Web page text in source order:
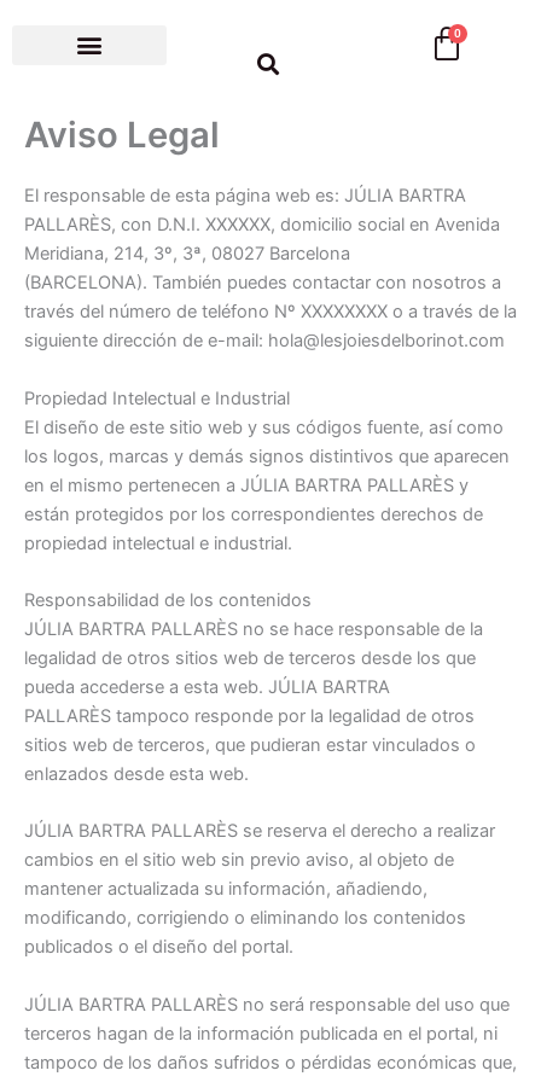
0
Cart
Aviso Legal
El responsable de esta página web es: JÚLIA BARTRA
PALLARÈS, con D.N.I. XXXXXX, domicilio social en Avenida
Meridiana, 214, 3º, 3ª, 08027 Barcelona
(BARCELONA). También puedes contactar con nosotros a
través del número de teléfono Nº XXXXXXXX o a través de la
siguiente dirección de e-mail: hola@lesjoiesdelborinot.com
Propiedad Intelectual e Industrial
El diseño de este sitio web y sus códigos fuente, así como
los logos, marcas y demás signos distintivos que aparecen
en el mismo pertenecen a JÚLIA BARTRA PALLARÈS y
están protegidos por los correspondientes derechos de
propiedad intelectual e industrial.
Responsabilidad de los contenidos
JÚLIA BARTRA PALLARÈS no se hace responsable de la
legalidad de otros sitios web de terceros desde los que
pueda accederse a esta web. JÚLIA BARTRA
PALLARÈS tampoco responde por la legalidad de otros
sitios web de terceros, que pudieran estar vinculados o
enlazados desde esta web.
JÚLIA BARTRA PALLARÈS se reserva el derecho a realizar
cambios en el sitio web sin previo aviso, al objeto de
mantener actualizada su información, añadiendo,
modificando, corrigiendo o eliminando los contenidos
publicados o el diseño del portal.
JÚLIA BARTRA PALLARÈS no será responsable del uso que
terceros hagan de la información publicada en el portal, ni
tampoco de los daños sufridos o pérdidas económicas que,